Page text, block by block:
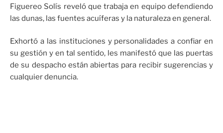
Figuereo Solís reveló que trabaja en equipo defendiendo
las dunas, las fuentes acuíferas y la naturaleza en general.
Exhortó a las instituciones y personalidades a confiar en
su gestión y en tal sentido, les manifestó que las puertas
de su despacho están abiertas para recibir sugerencias y
cualquier denuncia.